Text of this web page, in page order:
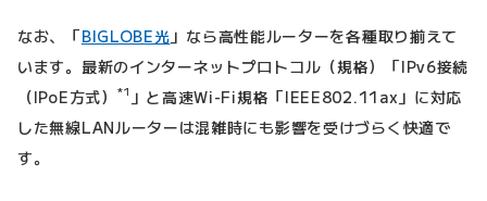
なお、「BIGLOBE光 」なら高性能ルーターを各種取り揃えて
います。最新のインターネットプロトコル（規格）「IPv6接続
（IPoE方式）
*1 」と高速Wi-Fi規格「IEEE802.11ax」に対応
した無線LANルーターは混雑時にも影響を受けづらく快適で
す。